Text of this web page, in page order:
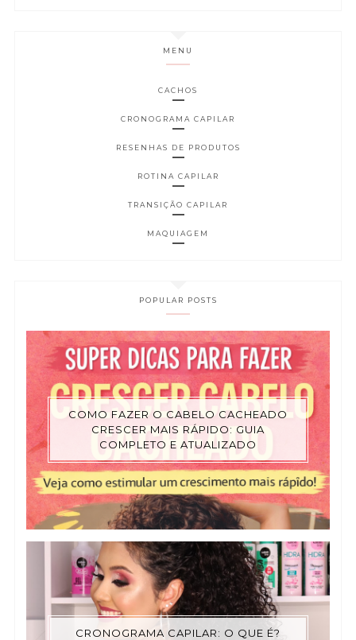
MENU
CACHOS
CRONOGRAMA CAPILAR
RESENHAS DE PRODUTOS
ROTINA CAPILAR
TRANSIÇÃO CAPILAR
MAQUIAGEM
POPULAR POSTS
COMO FAZER O CABELO CACHEADO
CRESCER MAIS RÁPIDO: GUIA
COMPLETO E ATUALIZADO
CRONOGRAMA CAPILAR: O QUE É?